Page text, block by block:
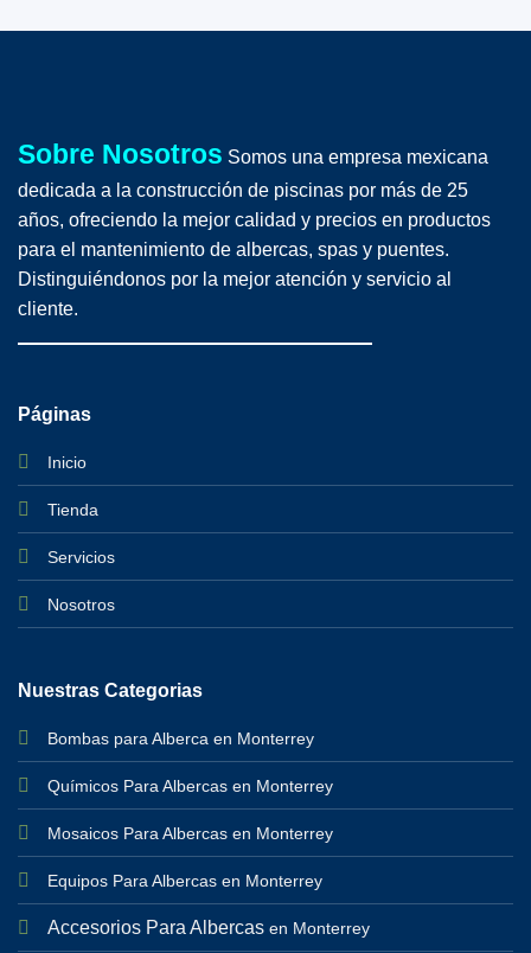
Sobre Nosotros Somos una empresa mexicana
dedicada a la construcción de piscinas por más de 25
años, ofreciendo la mejor calidad y precios en productos
para el mantenimiento de albercas, spas y puentes.
Distinguiéndonos por la mejor atención y servicio al
cliente.
Páginas
Inicio
Tienda
Servicios
Nosotros
Nuestras Categorias
Bombas para Alberca en Monterrey
Químicos Para Albercas en Monterrey
Mosaicos Para Albercas en Monterrey
Equipos Para Albercas en Monterrey
Accesorios Para Albercas en Monterrey